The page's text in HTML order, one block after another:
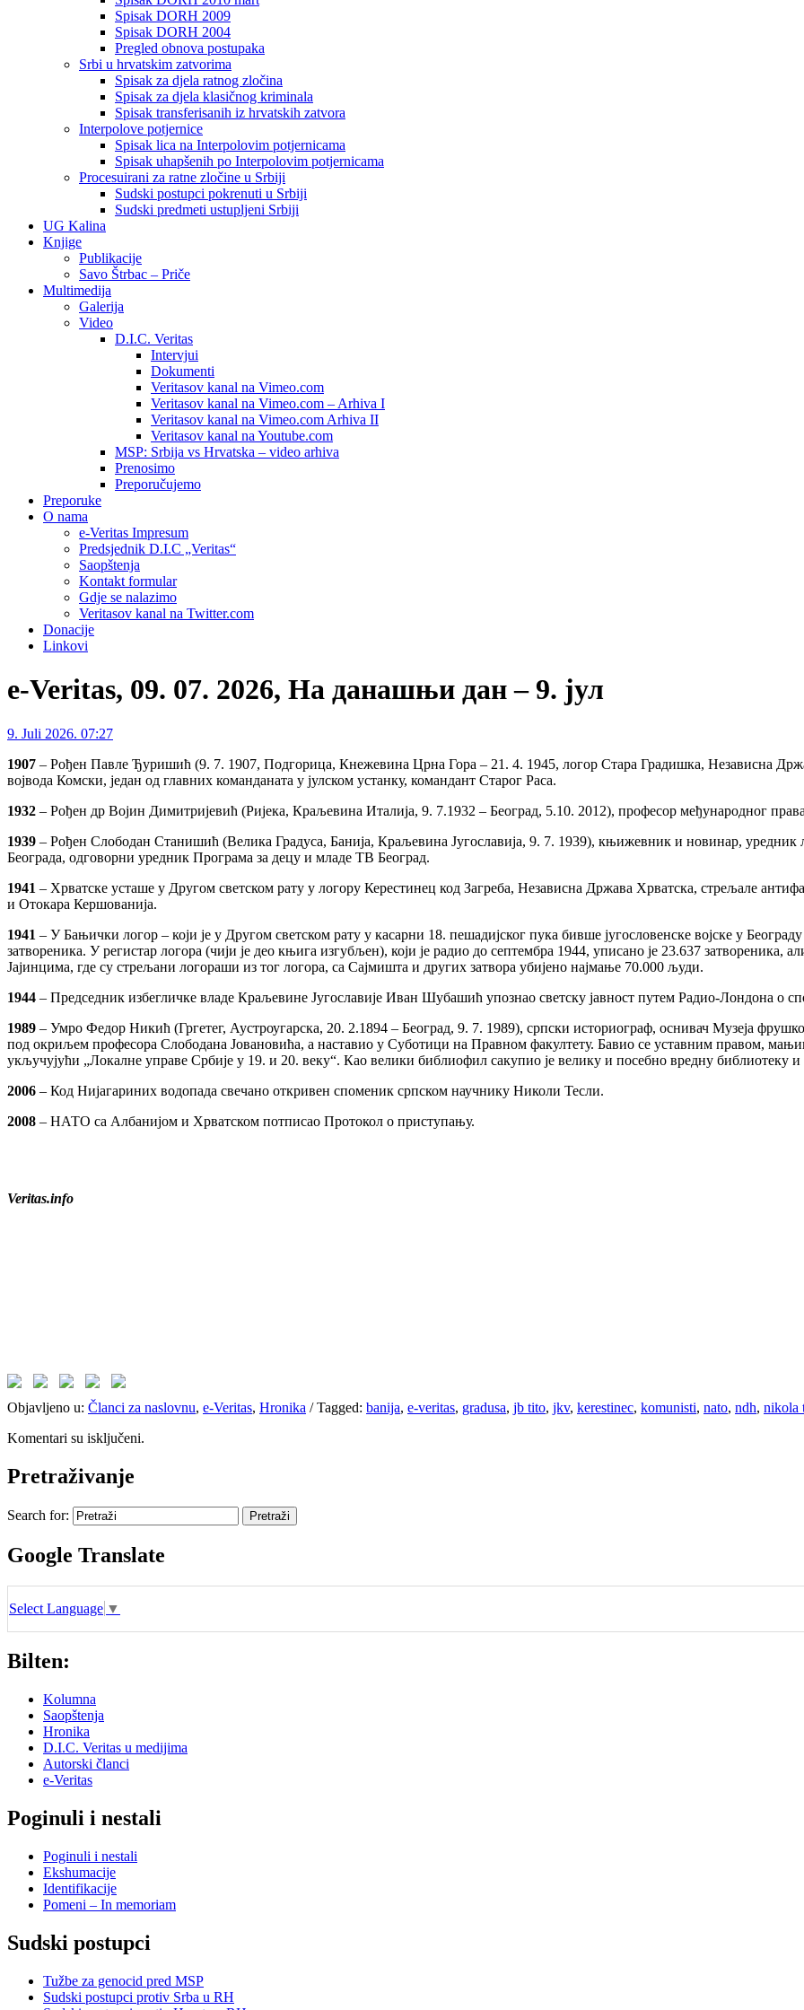
Spisak DORH 2009
Spisak DORH 2004
Pregled obnova postupaka
Srbi u hrvatskim zatvorima
Spisak za djela ratnog zločina
Spisak za djela klasičnog kriminala
Spisak transferisanih iz hrvatskih zatvora
Interpolove potjernice
Spisak lica na Interpolovim potjernicama
Spisak uhapšenih po Interpolovim potjernicama
Procesuirani za ratne zločine u Srbiji
Sudski postupci pokrenuti u Srbiji
Sudski predmeti ustupljeni Srbiji
UG Kalina
Knjige
Publikacije
Savo Štrbac – Priče
Multimedija
Galerija
Video
D.I.C. Veritas
Intervjui
Dokumenti
Veritasov kanal na Vimeo.com
Veritasov kanal na Vimeo.com – Arhiva I
Veritasov kanal na Vimeo.com Arhiva II
Veritasov kanal na Youtube.com
MSP: Srbija vs Hrvatska – video arhiva
Prenosimo
Preporučujemo
Preporuke
O nama
e-Veritas Impresum
Predsjednik D.I.C „Veritas“
Saopštenja
Kontakt formular
Gdje se nalazimo
Veritasov kanal na Twitter.com
Donacije
Linkovi
e-Veritas, 09. 07. 2026, На данашњи дан – 9. јул
9. Juli 2026. 07:27
1907 – Рођен Павле Ђуришић (9. 7. 1907, Подгорица, Кнежевина Црна Гора – 21. 4. 1945, логор Стара Градишка, Независна
војвода Комски, један од главних команданата у јулском устанку, командант Старог Раса.
1932 – Рођен др Војин Димитријевић (Ријека, Краљевина Италија, 9. 7.1932 – Београд, 5.10. 2012), професор међународног
1939 – Рођен Слободан Станишић (Велика Градуса, Банија, Краљевина Југославија, 9. 7. 1939), књижевник и новинар, уредник
Београда, одговорни уредник Програма за децу и младе ТВ Београд.
1941 – Хрватске усташе у Другом светском рату у логору Керестинец код Загреба, Независна Држава Хрватска, стрељале
и Отокара Кершованија.
1941 – У Бањички логор – који је у Другом светском рату у касарни 18. пешадијског пука бивше југословенске војске у
затвореника. У регистар логора (чији је део књига изгубљен), који је радио до септембра 1944, уписано је 23.637 затвореника,
Јајинцима, где су стрељани логораши из тог логора, са Сајмишта и других затвора убијено најмање 70.000 људи.
1944 – Председник избегличке владе Краљевине Југославије Иван Шубашић упознао светску јавност путем Радио-Лондона о
1989 – Умро Федор Никић (Гргетег, Аустроугарска, 20. 2.1894 – Београд, 9. 7. 1989), српски историограф, оснивач Музеја
под окриљем професора Слободана Јовановића, а наставио у Суботици на Правном факултету. Бавио се уставним правом,
укључујући „Локалне управе Србије у 19. и 20. веку“. Као велики библиофил сакупио је велику и посебно вредну библиотеку
2006 – Код Нијагариних водопада свечано откривен споменик српском научнику Николи Тесли.
2008 – НАТО са Албанијом и Хрватском потписао Протокол о приступању.
Veritas.info
Objavljeno u: Članci za naslovnu, e-Veritas, Hronika /Tagged: banija, e-veritas, gradusa, jb tito, jkv, kerestinec, komunisti, nato, ndh, nikola
Komentari su isključeni.
Pretraživanje
Search for:
Google Translate
Select Language ▼
Bilten:
Kolumna
Saopštenja
Hronika
D.I.C. Veritas u medijima
Autorski članci
e-Veritas
Poginuli i nestali
Poginuli i nestali
Ekshumacije
Identifikacije
Pomeni – In memoriam
Sudski postupci
Tužbe za genocid pred MSP
Sudski postupci protiv Srba u RH